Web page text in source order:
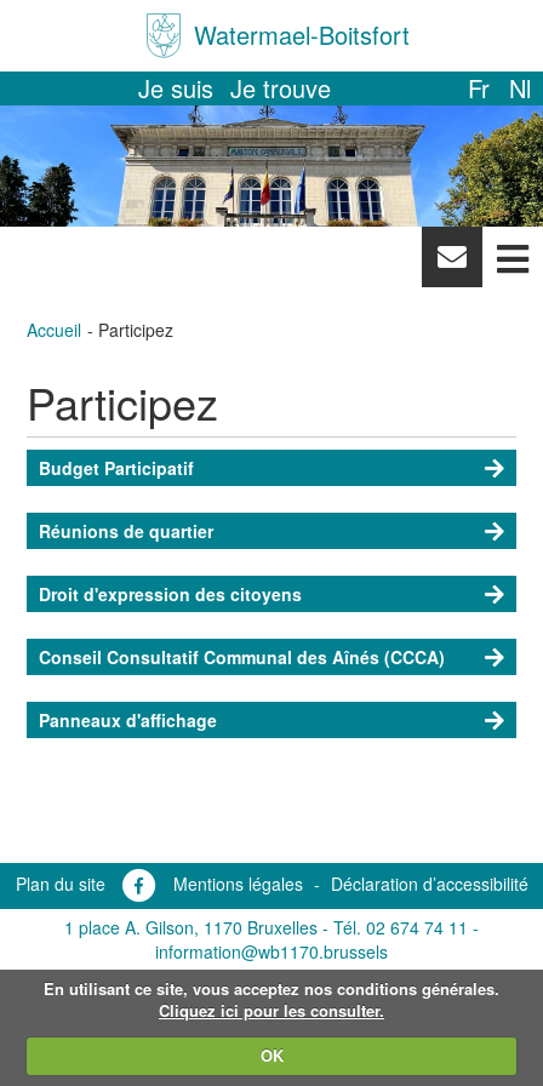
Watermael-Boitsfort
Je suis Je trouve Fr Nl
News
Accueil Participez
Participez
Budget Participatif
Réunions de quartier
Droit d'expression des citoyens
Conseil Consultatif Communal des Aînés (CCCA)
Panneaux d'affichage
Plan du site Mentions légales - Déclaration d’accessibilité
1 place A. Gilson, 1170 Bruxelles - Tél. 02 674 74 11 -
information@wb1170.brussels
En utilisant ce site, vous acceptez nos conditions générales.
Cliquez ici pour les consulter.
OK